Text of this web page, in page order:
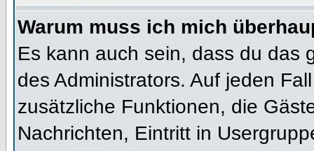
Warum muss ich mich
Es kann auch sein, dass du das
des Administrators. Auf jeden
zusätzliche Funktionen, die
Nachrichten, Eintritt in